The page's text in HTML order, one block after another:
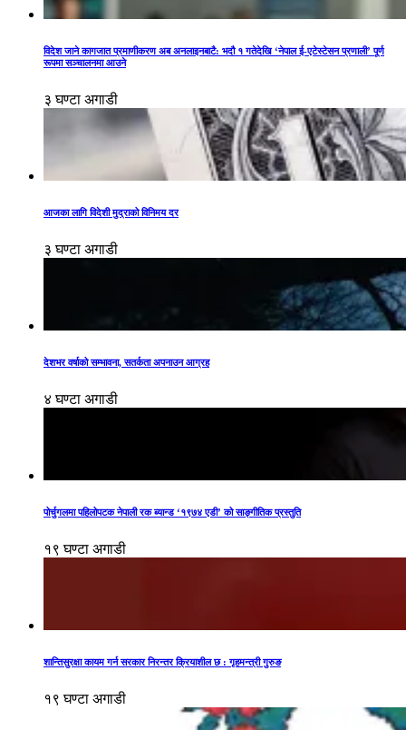
विदेश जाने कागजात प्रमाणीकरण अब अनलाइनबाटै: भदौ १ गतेदेखि ‘नेपाल ई-एटेस्टेसन प्रणाली’ पूर्ण
रूपमा सञ्चालनमा आउने
३ घण्टा अगाडी
आजका लागि विदेशी मुद्राको विनिमय दर
३ घण्टा अगाडी
देशभर वर्षाको सम्भावना, सतर्कता अपनाउन आग्रह
४ घण्टा अगाडी
पोर्चुगलमा पहिलोपटक नेपाली रक ब्यान्ड ‘१९७४ एडी’ को साङ्गीतिक प्रस्तुति
१९ घण्टा अगाडी
शान्तिसुरक्षा कायम गर्न सरकार निरन्तर क्रियाशील छ : गृहमन्त्री गुरुङ
१९ घण्टा अगाडी